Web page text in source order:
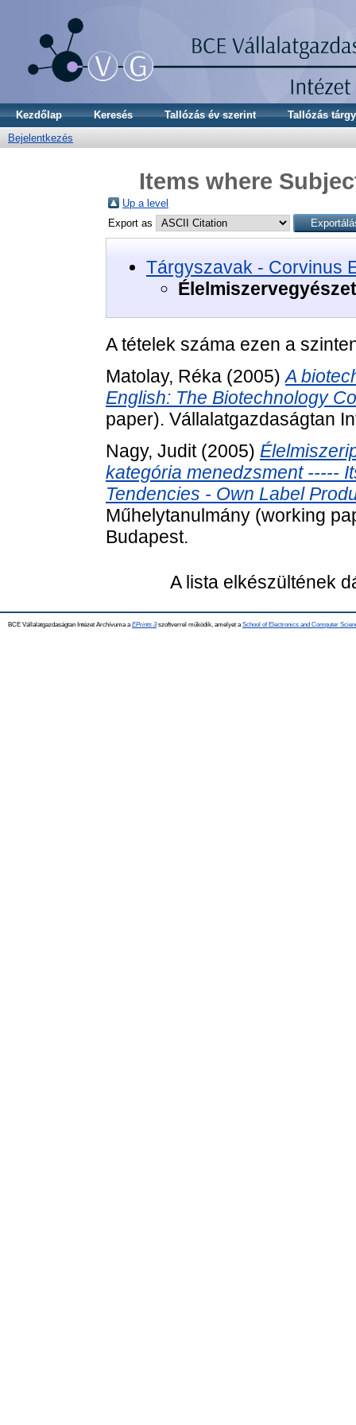
Kezdőlap Keresés Tallózás év szerint
Tallózás
Bejelentkezés
Items where
Up a level
Export as
Tárgyszavak - Corvinus
Élelmiszervegyészet
A tételek száma ezen a
Matolay, Réka (2005)A
English: The Biotechnology
paper). Vállalatgazdaságtan
Nagy, Judit(2005)
kategória menedzsment -----
Tendencies - Own Label
Műhelytanulmány (working
Budapest.
A lista elkészültének
BCE Vállalatgazdaságtan Intézet Archívuma a EPrints 3szoftverrel működik, amelyet a School of Electronics and Computer